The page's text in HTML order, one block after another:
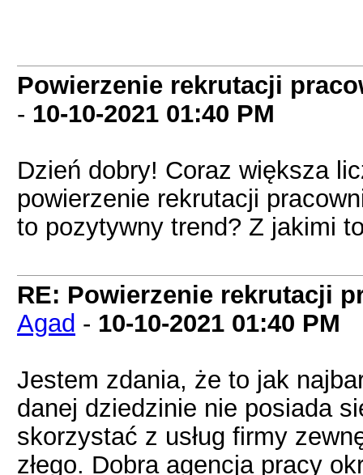
Powierzenie rekrutacji
- 10-10-2021 01:40 PM
Dzień dobry! Coraz większa
powierzenie rekrutacji
to pozytywny trend? Z jakimi
RE: Powierzenie rekrutacji
Agad - 10-10-2021 01:40 PM
Jestem zdania, że to jak
danej dziedzinie nie posiada
skorzystać z usług firmy
złego. Dobra agencja pracy